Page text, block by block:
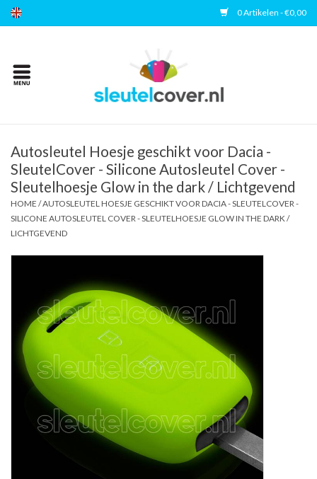
0 Artikelen - €0,00
Home
Accessoires
Veelgestelde vragen
Autosleutel Hoesje geschikt voor Dacia -
SleutelCover - Silicone Autosleutel Cover -
Sleutelhoesje Glow in the dark / Lichtgevend
HOME /AUTOSLEUTEL HOESJE GESCHIKT VOOR DACIA - SLEUTELCOVER -
SILICONE AUTOSLEUTEL COVER - SLEUTELHOESJE GLOW IN THE DARK /
LICHTGEVEND